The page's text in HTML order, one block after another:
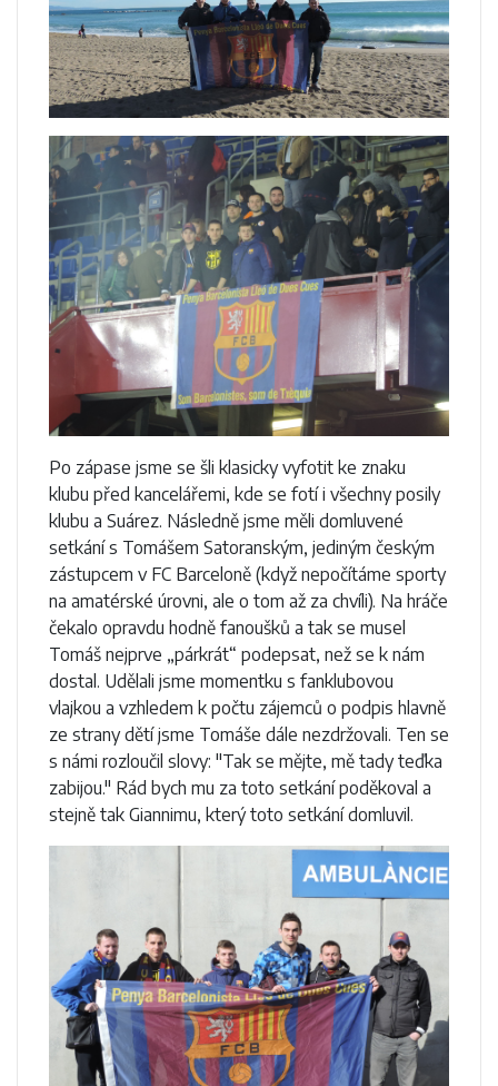
Po zápase jsme se šli klasicky vyfotit ke znaku
klubu před kancelářemi, kde se fotí i všechny posily
klubu a Suárez. Následně jsme měli domluvené
setkání s Tomášem Satoranským, jediným českým
zástupcem v FC Barceloně (když nepočítáme sporty
na amatérské úrovni, ale o tom až za chvíli). Na hráče
čekalo opravdu hodně fanoušků a tak se musel
Tomáš nejprve „párkrát“ podepsat, než se k nám
dostal. Udělali jsme momentku s fanklubovou
vlajkou a vzhledem k počtu zájemců o podpis hlavně
ze strany dětí jsme Tomáše dále nezdržovali. Ten se
s námi rozloučil slovy: "Tak se mějte, mě tady teďka
zabijou." Rád bych mu za toto setkání poděkoval a
stejně tak Giannimu, který toto setkání domluvil.